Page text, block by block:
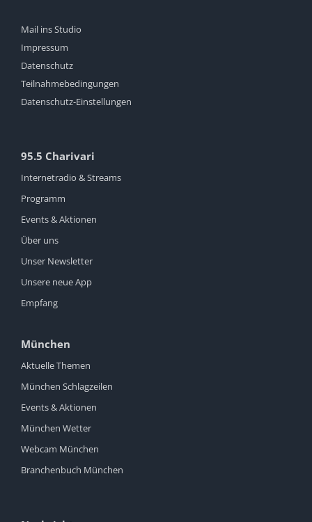
Mail ins Studio
Impressum
Datenschutz
Teilnahmebedingungen
Datenschutz-Einstellungen
95.5 Charivari
Internetradio & Streams
Programm
Events & Aktionen
Über uns
Unser Newsletter
Unsere neue App
Empfang
München
Aktuelle Themen
München Schlagzeilen
Events & Aktionen
München Wetter
Webcam München
Branchenbuch München